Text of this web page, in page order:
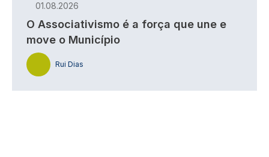
01.08.2026
O Associativismo é a força que une e
move o Município
Rui Dias